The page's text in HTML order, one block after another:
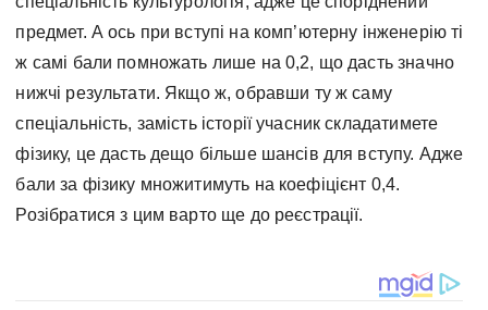
предмет. А ось при вступі на комп’ютерну інженерію ті
ж самі бали помножать лише на 0,2, що дасть значно
нижчі результати. Якщо ж, обравши ту ж саму
спеціальність, замість історії учасник складатимете
фізику, це дасть дещо більше шансів для вступу. Адже
бали за фізику множитимуть на коефіцієнт 0,4.
Розібратися з цим варто ще до реєстрації.